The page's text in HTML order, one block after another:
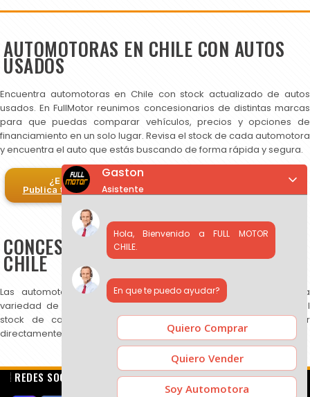
AUTOMOTORAS EN CHILE CON AUTOS
USADOS
Encuentra automotoras en Chile con stock actualizado de autos
usados. En FullMotor reunimos concesionarios de distintas marcas
para que puedas comparar vehículos, precios y opciones de
financiamiento en un solo lugar. Revisa el stock de cada automotora
y encuentra el auto que estás buscando de forma rápida y segura.
¿Eres automotora?
Publica tus autos en FullMotor
CONCESIONARIOS DE AUTOS USADOS EN
CHILE
Las automotoras publicadas en FullMotor ofrecen una amplia
variedad de autos usados, SUV y camionetas. Puedes revisar el
stock de cada concesionario, comparar precios y contactar
directamente para más información.
REDES SOCIALES
Gaston
Asistente
Hola, Bienvenido a FULL MOTOR
CHILE.
En que te puedo ayudar?
Quiero Comprar
Quiero Vender
Soy Automotora